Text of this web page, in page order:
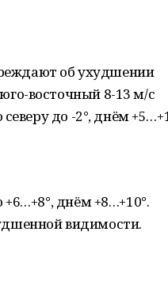
об ухудшении
восточный 8-13 м/с
до -2°, днём
днём +8…+10°.
видимости.